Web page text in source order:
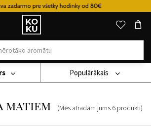
zadarmo pre všetky hodinky od 80€
Oriģinālie
parfimērijas
izstrādājumi
un
pulksteņi
vietā
Matiem
matiem (Mēs atradām jums 6 produkti)
Populārākais